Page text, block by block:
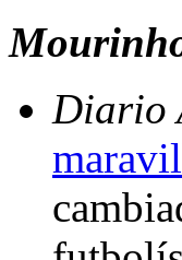
Diario